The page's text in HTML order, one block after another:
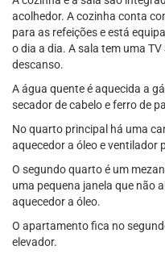
acolhedor. A cozinha conta
para as refeições e está
o dia a dia. A sala tem uma
descanso.
A água quente é aquecida a
secador de cabelo e ferro de
No quarto principal há uma
aquecedor a óleo e ventilador
O segundo quarto é um
uma pequena janela que não
aquecedor a óleo.
O apartamento fica no
elevador.